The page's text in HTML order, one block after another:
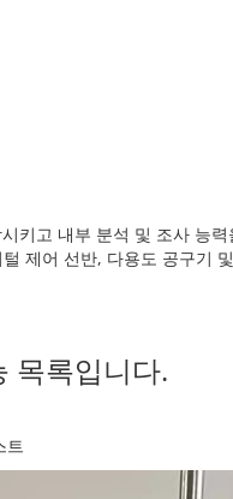
키고 내부 분석 및 조사 능
제어 선반, 다용도 공구기
목록입니다.
트